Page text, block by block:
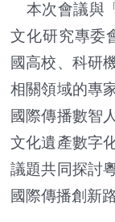
本次會議與
文化研究專委
國高校、科研
相關領域的專
國際傳播數智
文化遺產數字
議題共同探討
國際傳播創新路